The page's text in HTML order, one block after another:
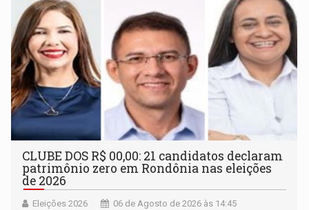
CLUBE DOS R$ 00,00: 21 candidatos declaram
patrimônio zero em Rondônia nas eleições
de 2026
Eleições 2026 06 de Agosto de 2026 às 14:45